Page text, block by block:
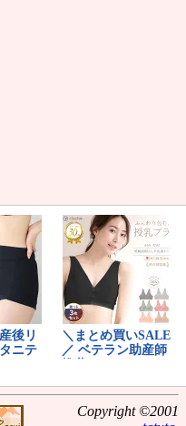
Copyright ©2001